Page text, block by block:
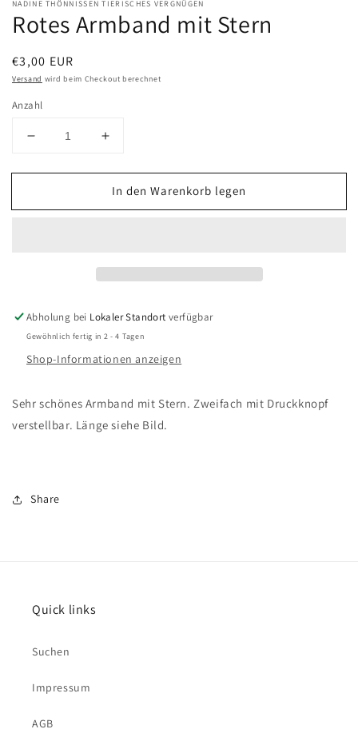
NADINE THÖNNISSEN TIERISCHES VERGNÜGEN
Rotes Armband mit Stern
Normaler
Preis
€3,00 EUR
Versand wird beim Checkout berechnet
Anzahl
Verringere
Menge
Rotes
Erhöhe
Menge
für
Rotes
In den Warenkorb legen
Abholung bei Lokaler Standort verfügbar
Gewöhnlich fertig in 2 - 4 Tagen
Shop-Informationen anzeigen
Sehr schönes Armband mit Stern. Zweifach mit Druckknopf
verstellbar. Länge siehe Bild.
Share
Quick links
Suchen
Impressum
AGB